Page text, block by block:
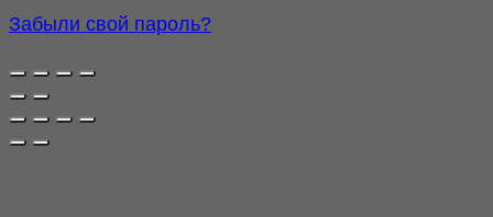
Забыли свой пароль?